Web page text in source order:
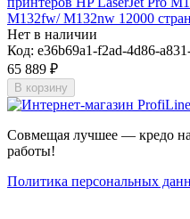
M132fw/ M132nw 12000
Нет в наличии
Код: e36b69a1-f2ad-4d86-
65 889 ₽
В корзину
Совмещая лучшее — кредо
работы!
Политика персональных